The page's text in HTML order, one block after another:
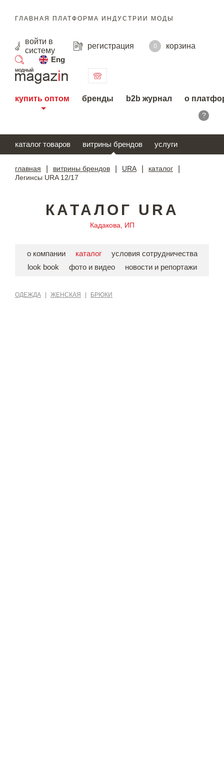
ГЛАВНАЯ ПЛАТФОРМА ИНДУСТРИИ МОДЫ
войти в
систему
регистрация 0
корзина
Eng
поиск
купить оптом бренды b2b журнал о
?
каталог товаров витрины брендов услуги
главная витрины брендов URA каталог
Легинсы URA 12/17
КАТАЛОГ URA
Кадакова, ИП
о компании каталог
условия сотрудничества
look book
фото и видео новости и репортажи
ОДЕЖДА ЖЕНСКАЯ БРЮКИ